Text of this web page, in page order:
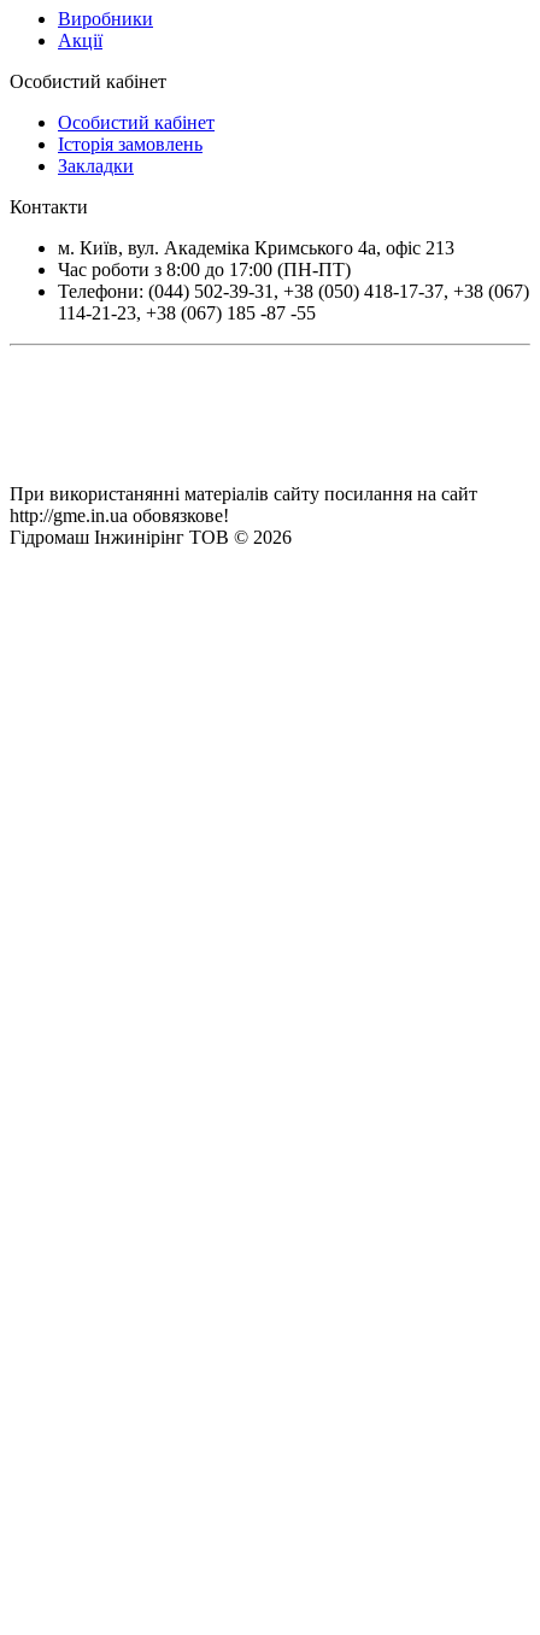
Виробники
Акції
Особистий кабінет
Особистий кабінет
Історія замовлень
Закладки
Контакти
м. Київ, вул. Академіка Кримського 4а, офіс 213
Час роботи з 8:00 до 17:00 (ПН-ПТ)
Телефони: (044) 502-39-31 , +38 (050) 418-17-37, +38 (067)
114-21-23, +38 (067) 185 -87 -55
При використанянні матеріалів сайту посилання на сайт
http://gme.in.ua обовязкове!
Гідромаш Інжинірінг ТОВ © 2026